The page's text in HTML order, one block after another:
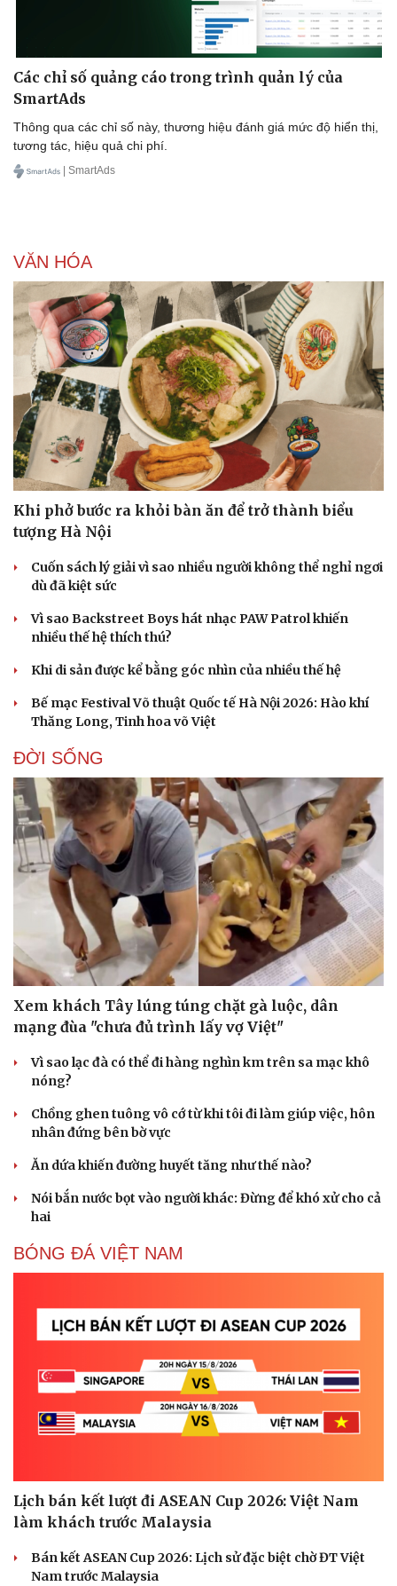
Doanh nghiệp
Thông tin doanh nghiệp
Doanh nghiệp 24h
Doanh nhân
Vì cộng đồng
Công nghệ
Tin Công nghệ
Sức khỏe
Cây thuốc
Sản phụ khoa
Nam khoa
Ăn sạch sống khỏe
Đời sống
Blog
Tình yêu - Gia đình
Các chỉ số quảng cáo trong trình quản lý của
SmartAds
Thông qua các chỉ số này, thương hiệu đánh giá mức độ hiển thị,
tương tác, hiệu quả chi phí.
| SmartAds
VĂN HÓA
Khi phở bước ra khỏi bàn ăn để trở thành biểu
tượng Hà Nội
Cuốn sách lý giải vì sao nhiều người không thể nghỉ ngơi
dù đã kiệt sức
Vì sao Backstreet Boys hát nhạc PAW Patrol khiến
nhiều thế hệ thích thú?
Khi di sản được kể bằng góc nhìn của nhiều thế hệ
Bế mạc Festival Võ thuật Quốc tế Hà Nội 2026: Hào khí
Thăng Long, Tinh hoa võ Việt
ĐỜI SỐNG
Xem khách Tây lúng túng chặt gà luộc, dân
mạng đùa "chưa đủ trình lấy vợ Việt"
Vì sao lạc đà có thể đi hàng nghìn km trên sa mạc khô
nóng?
Chồng ghen tuông vô cớ từ khi tôi đi làm giúp việc, hôn
nhân đứng bên bờ vực
Ăn dứa khiến đường huyết tăng như thế nào?
Nói bắn nước bọt vào người khác: Đừng để khó xử cho cả
hai
BÓNG ĐÁ VIỆT NAM
Lịch bán kết lượt đi ASEAN Cup 2026: Việt Nam
làm khách trước Malaysia
Bán kết ASEAN Cup 2026: Lịch sử đặc biệt chờ ĐT Việt
Nam trước Malaysia